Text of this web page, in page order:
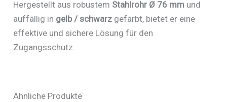
Hergestellt aus robustem Stahlrohr Ø 76 mm und
auffällig in gelb / schwarz gefärbt, bietet er eine
effektive und sichere Lösung für den
Zugangsschutz.
Ähnliche Produkte